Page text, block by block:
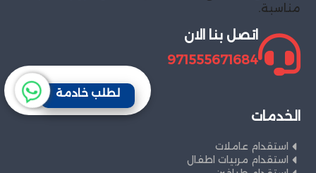
مناسبة.
اتصل بنا الان
971555671684
الخدمات
استقدام عاملات
استقدام مربيات اطفال
لطلب خادمة